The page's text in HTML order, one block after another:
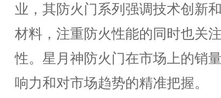
业，其防火门系列强调技术创新
材料，注重防火性能的同时也关
性。星月神防火门在市场上的销
响力和对市场趋势的精准把握。